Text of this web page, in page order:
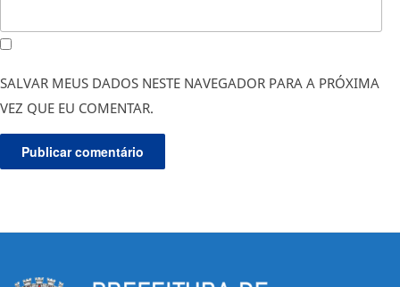
SALVAR MEUS DADOS NESTE NAVEGADOR PARA A PRÓXIMA
VEZ QUE EU COMENTAR.